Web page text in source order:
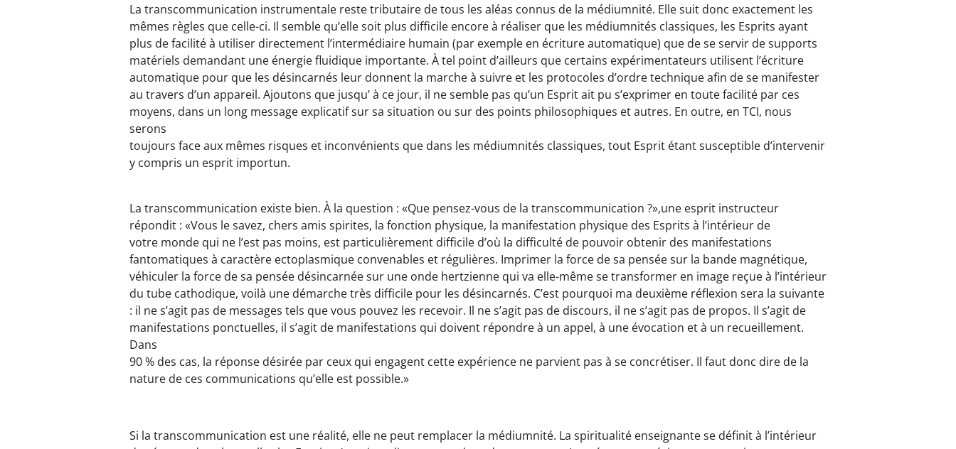
La transcommunication instrumentale reste tributaire de tous les aléas connus de la médiumnité. Elle suit donc exactement les
mêmes règles que celle-ci. Il semble qu’elle soit plus difficile encore à réaliser que les médiumnités classiques, les Esprits ayant
plus de facilité à utiliser directement l’intermédiaire humain (par exemple en écriture automatique) que de se servir de supports
matériels demandant une énergie fluidique importante. À tel point d’ailleurs que certains expérimentateurs utilisent l’écriture
automatique pour que les désincarnés leur donnent la marche à suivre et les protocoles d’ordre technique afin de se manifester
au travers d’un appareil. Ajoutons que jusqu’ à ce jour, il ne semble pas qu’un Esprit ait pu s’exprimer en toute facilité par ces
moyens, dans un long message explicatif sur sa situation ou sur des points philosophiques et autres. En outre, en TCI, nous
serons
toujours face aux mêmes risques et inconvénients que dans les médiumnités classiques, tout Esprit étant susceptible d’intervenir
y compris un esprit importun.
La transcommunication existe bien. À la question : «Que pensez-vous de la transcommunication ?»,une esprit instructeur
répondit : «Vous le savez, chers amis spirites, la fonction physique, la manifestation physique des Esprits à l’intérieur de
votre monde qui ne l’est pas moins, est particulièrement difficile d’où la difficulté de pouvoir obtenir des manifestations
fantomatiques à caractère ectoplasmique convenables et régulières. Imprimer la force de sa pensée sur la bande magnétique,
véhiculer la force de sa pensée désincarnée sur une onde hertzienne qui va elle-même se transformer en image reçue à l’intérieur
du tube cathodique, voilà une démarche très difficile pour les désincarnés. C’est pourquoi ma deuxième réflexion sera la suivante
: il ne s’agit pas de messages tels que vous pouvez les recevoir. Il ne s’agit pas de discours, il ne s’agit pas de propos. Il s’agit de
manifestations ponctuelles, il s’agit de manifestations qui doivent répondre à un appel, à une évocation et à un recueillement.
Dans
90 % des cas, la réponse désirée par ceux qui engagent cette expérience ne parvient pas à se concrétiser. Il faut donc dire de la
nature de ces communications qu’elle est possible.»
Si la transcommunication est une réalité, elle ne peut remplacer la médiumnité. La spiritualité enseignante se définit à l’intérieur